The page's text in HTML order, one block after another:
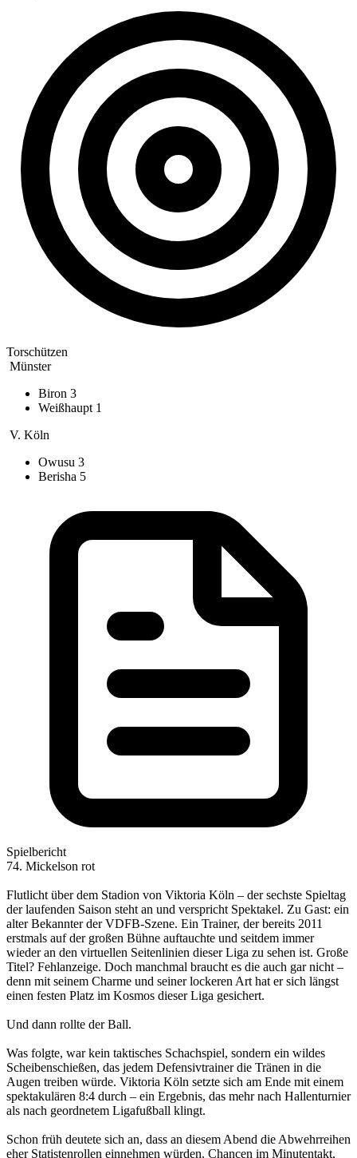
Torschützen
Münster
Biron 3
Weißhaupt 1
V. Köln
Owusu 3
Berisha 5
Spielbericht
74. Mickelson rot
Flutlicht über dem Stadion von Viktoria Köln – der sechste Spieltag
der laufenden Saison steht an und verspricht Spektakel. Zu Gast: ein
alter Bekannter der VDFB-Szene. Ein Trainer, der bereits 2011
erstmals auf der großen Bühne auftauchte und seitdem immer
wieder an den virtuellen Seitenlinien dieser Liga zu sehen ist. Große
Titel? Fehlanzeige. Doch manchmal braucht es die auch gar nicht –
denn mit seinem Charme und seiner lockeren Art hat er sich längst
einen festen Platz im Kosmos dieser Liga gesichert.
Und dann rollte der Ball.
Was folgte, war kein taktisches Schachspiel, sondern ein wildes
Scheibenschießen, das jedem Defensivtrainer die Tränen in die
Augen treiben würde. Viktoria Köln setzte sich am Ende mit einem
spektakulären 8:4 durch – ein Ergebnis, das mehr nach Hallenturnier
als nach geordnetem Ligafußball klingt.
Schon früh deutete sich an, dass an diesem Abend die Abwehrreihen
eher Statistenrollen einnehmen würden. Chancen im Minutentakt,